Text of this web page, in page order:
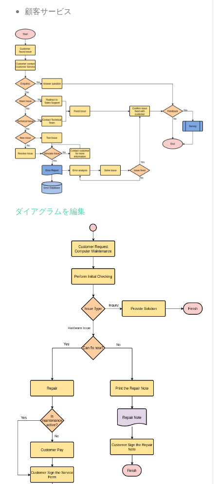
顧客サービス
ダイアグラムを編集